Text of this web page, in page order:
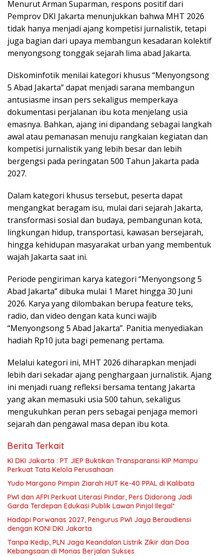
Menurut Arman Suparman, respons positif dari
Pemprov DKI Jakarta menunjukkan bahwa MHT 2026
tidak hanya menjadi ajang kompetisi jurnalistik, tetapi
juga bagian dari upaya membangun kesadaran kolektif
menyongsong tonggak sejarah lima abad Jakarta.
Diskominfotik menilai kategori khusus “Menyongsong
5 Abad Jakarta” dapat menjadi sarana membangun
antusiasme insan pers sekaligus memperkaya
dokumentasi perjalanan ibu kota menjelang usia
emasnya. Bahkan, ajang ini dipandang sebagai langkah
awal atau pemanasan menuju rangkaian kegiatan dan
kompetisi jurnalistik yang lebih besar dan lebih
bergengsi pada peringatan 500 Tahun Jakarta pada
2027.
Dalam kategori khusus tersebut, peserta dapat
mengangkat beragam isu, mulai dari sejarah Jakarta,
transformasi sosial dan budaya, pembangunan kota,
lingkungan hidup, transportasi, kawasan bersejarah,
hingga kehidupan masyarakat urban yang membentuk
wajah Jakarta saat ini.
Periode pengiriman karya kategori “Menyongsong 5
Abad Jakarta” dibuka mulai 1 Maret hingga 30 Juni
2026. Karya yang dilombakan berupa feature teks,
radio, dan video dengan kata kunci wajib
“Menyongsong 5 Abad Jakarta”. Panitia menyediakan
hadiah Rp10 juta bagi pemenang pertama.
Melalui kategori ini, MHT 2026 diharapkan menjadi
lebih dari sekadar ajang penghargaan jurnalistik. Ajang
ini menjadi ruang refleksi bersama tentang Jakarta
yang akan memasuki usia 500 tahun, sekaligus
mengukuhkan peran pers sebagai penjaga memori
sejarah dan pengawal masa depan ibu kota.
Berita Terkait
KI DKI Jakarta : PT JIEP Buktikan Transparansi KIP Mampu
Perkuat Tata Kelola Perusahaan
Yudo Margono Pimpin Ziarah HUT Ke-40 PPAL di Kalibata
PWI dan AFPI Perkuat Literasi Pindar, Pers Didorong Jadi
Garda Terdepan Edukasi Publik Lawan Pinjol Ilegal*
Hadapi Porwanas 2027, Pengurus PWI Jaya Beraudiensi
dengan KONI DKI Jakarta
Tanpa Kedip, PLN Jaga Keandalan Listrik Zikir dan Doa
Kebangsaan di Monas Berjalan Sukses